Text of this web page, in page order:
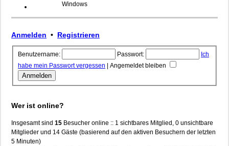
Windows
Anmelden • Registrieren
Benutzername: Passwort:
Ich
habe mein Passwort vergessen
Angemeldet bleiben
Wer ist online?
Insgesamt sind 15 Besucher online :: 1 sichtbares Mitglied, 0 unsichtbare
Mitglieder und 14 Gäste (basierend auf den aktiven Besuchern der letzten
5 Minuten)